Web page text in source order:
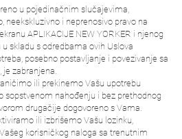
u pojedinačnim slučajevima,
neekskluzivno i neprenosivo pravo na
APLIKACIJE NEW YORKER i njenog
skladu s odredbama ovih Uslova
posebno postavljanje i povezivanje sa
zabranjena.
ili prekinemo Vašu upotrebu
sopstvenom nahođenju i bez prethodnog
drugačije dogovoreno s Vama.
ili izbrišemo Vašu lozinku,
korisničkog naloga sa trenutnim